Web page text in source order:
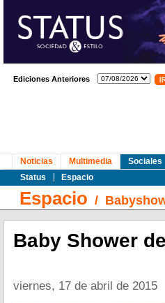
Ediciones Anteriores
Noticias Multimedia
Sociales
Status
Espacio
Espacio /
Baby Shower
viernes, 17 de abril de 2015